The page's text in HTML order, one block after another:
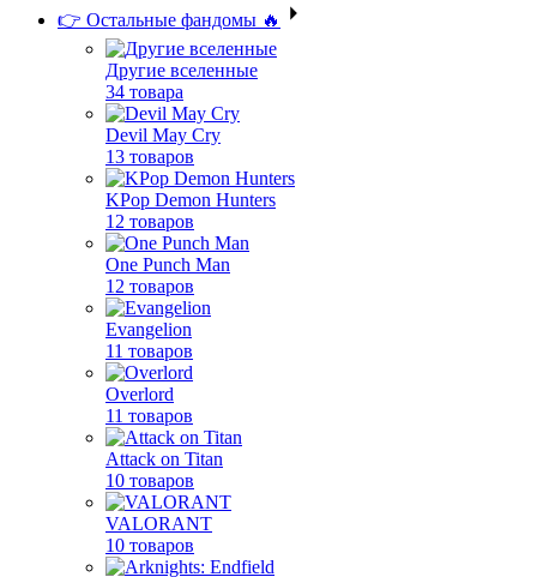
👉 Остальные фандомы 🔥
Другие вселенные
34 товара
Devil May Cry
13 товаров
KPop Demon Hunters
12 товаров
One Punch Man
12 товаров
Evangelion
11 товаров
Overlord
11 товаров
Attack on Titan
10 товаров
VALORANT
10 товаров